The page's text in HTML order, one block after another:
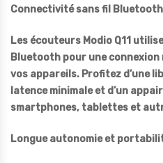
Connectivité sans fil
Les écouteurs Modio Q11
Bluetooth pour une
vos appareils. Profitez d’une
latence minimale et d’un
smartphones, tablettes et
Longue autonomie et